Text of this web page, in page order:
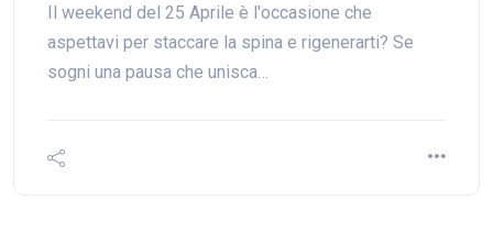
Il weekend del 25 Aprile è l'occasione che
aspettavi per staccare la spina e rigenerarti? Se
sogni una pausa che unisca…